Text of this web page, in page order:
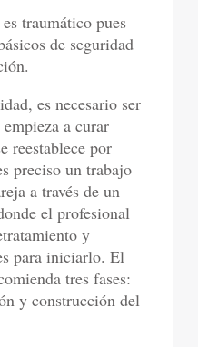
traumático pues
de seguridad
es necesario ser
a curar
reestablece por
preciso un trabajo
a través de un
el profesional
y
para iniciarlo. El
tres fases:
y construcción del